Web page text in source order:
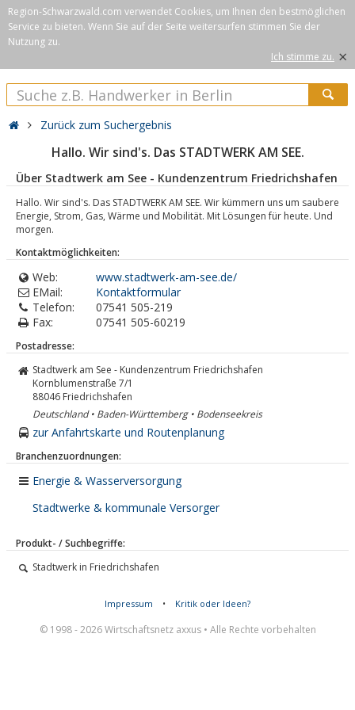
Region-Schwarzwald.com verwendet Cookies, um Ihnen den bestmöglichen
Service zu bieten. Wenn Sie auf der Seite weitersurfen stimmen Sie der
Nutzung zu.
Ich stimme zu. ×
Zurück zum Suchergebnis
Hallo. Wir sind's. Das STADTWERK AM SEE.
Über Stadtwerk am See - Kundenzentrum Friedrichshafen
Hallo. Wir sind's. Das STADTWERK AM SEE. Wir kümmern uns um saubere
Energie, Strom, Gas, Wärme und Mobilität. Mit Lösungen für heute. Und
morgen.
Kontaktmöglichkeiten:
Web:
www.stadtwerk-am-see.de/
EMail:
Kontaktformular
Telefon:
07541 505-219
Fax:
07541 505-60219
Postadresse:
Stadtwerk am See - Kundenzentrum Friedrichshafen
Kornblumenstraße 7/1
88046 Friedrichshafen
Deutschland • Baden-Württemberg • Bodenseekreis
zur Anfahrtskarte und Routenplanung
Branchenzuordnungen:
Energie & Wasserversorgung
Stadtwerke & kommunale Versorger
Produkt- / Suchbegriffe:
Stadtwerk in Friedrichshafen
Impressum • Kritik oder Ideen?
© 1998 - 2026 Wirtschaftsnetz axxus • Alle Rechte vorbehalten